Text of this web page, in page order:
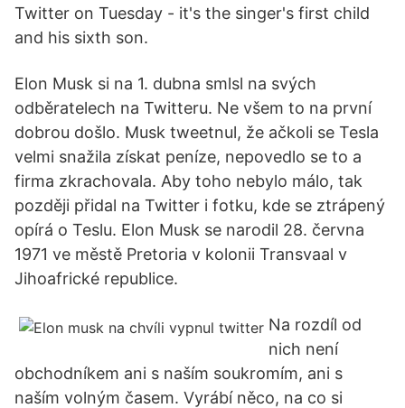
Twitter on Tuesday - it's the singer's first child
and his sixth son.
Elon Musk si na 1. dubna smlsl na svých
odběratelech na Twitteru. Ne všem to na první
dobrou došlo. Musk tweetnul, že ačkoli se Tesla
velmi snažila získat peníze, nepovedlo se to a
firma zkrachovala. Aby toho nebylo málo, tak
později přidal na Twitter i fotku, kde se ztrápený
opírá o Teslu. Elon Musk se narodil 28. června
1971 ve městě Pretoria v kolonii Transvaal v
Jihoafrické republice.
Na rozdíl od
nich není
obchodníkem ani s naším soukromím, ani s
naším volným časem. Vyrábí něco, na co si